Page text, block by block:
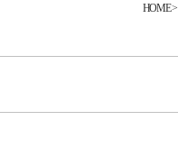
HOME>